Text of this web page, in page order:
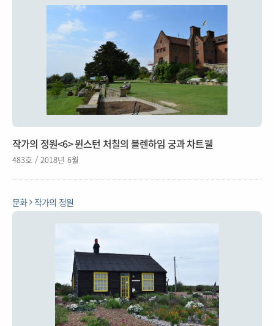
작가의 정원<6> 윈스턴 처칠의 블렌하임 궁과 차트웰
483호 / 2018년 6월
문화 작가의 정원